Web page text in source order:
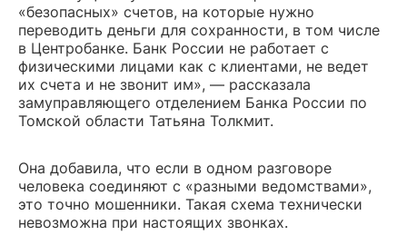
«безопасных» счетов, на которые нужно
переводить деньги для сохранности, в том числе
в Центробанке. Банк России не работает с
физическими лицами как с клиентами, не ведет
их счета и не звонит им», — рассказала
замуправляющего отделением Банка России по
Томской области Татьяна Толкмит.
Она добавила, что если в одном разговоре
человека соединяют с «разными ведомствами»,
это точно мошенники. Такая схема технически
невозможна при настоящих звонках.